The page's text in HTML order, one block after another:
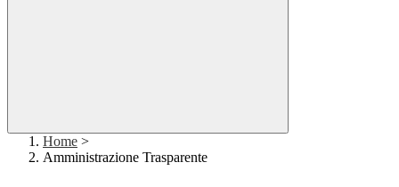
Home >
Amministrazione Trasparente